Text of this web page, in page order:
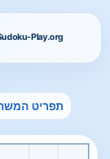
Evil level
שחקו
תפריט